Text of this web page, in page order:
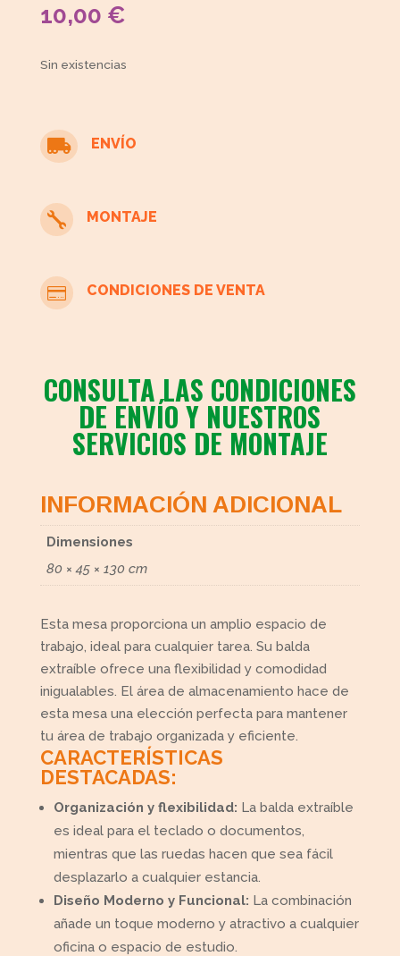
10,00 €
Sin existencias
 ENVÍO
 MONTAJE
 CONDICIONES DE VENTA
CONSULTA LAS CONDICIONES
DE ENVÍO Y NUESTROS
SERVICIOS DE MONTAJE
INFORMACIÓN ADICIONAL
Dimensiones
80 × 45 × 130 cm
Esta mesa proporciona un amplio espacio de
trabajo, ideal para cualquier tarea. Su balda
extraíble ofrece una flexibilidad y comodidad
inigualables. El área de almacenamiento hace de
esta mesa una elección perfecta para mantener
tu área de trabajo organizada y eficiente.
CARACTERÍSTICAS
DESTACADAS:
Organización y flexibilidad: La balda extraíble
es ideal para el teclado o documentos,
mientras que las ruedas hacen que sea fácil
desplazarlo a cualquier estancia.
Diseño Moderno y Funcional: La combinación
añade un toque moderno y atractivo a cualquier
oficina o espacio de estudio.